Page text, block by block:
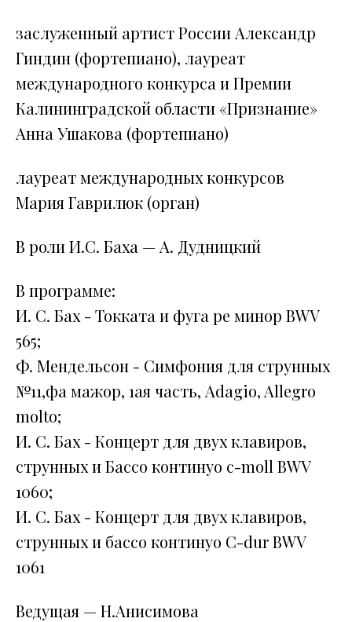
заслуженный артист России Александр
Гиндин (фортепиано), лауреат
международного конкурса и Премии
Калининградской области «Признание»
Анна Ушакова (фортепиано)
лауреат международных конкурсов
Мария Гаврилюк (орган)
В роли И.С. Баха — А. Дудницкий
В программе:
И. С. Бах - Токката и фуга ре минор BWV
565;
Ф. Мендельсон - Симфония для струнных
№11,фа мажор, 1ая часть, Adagio, Allegro
molto;
И. С. Бах - Концерт для двух клавиров,
струнных и Бассо континуо c-moll BWV
1060;
И. С. Бах - Концерт для двух клавиров,
струнных и бассо континуо C-dur BWV
1061
Ведущая — Н.Анисимова